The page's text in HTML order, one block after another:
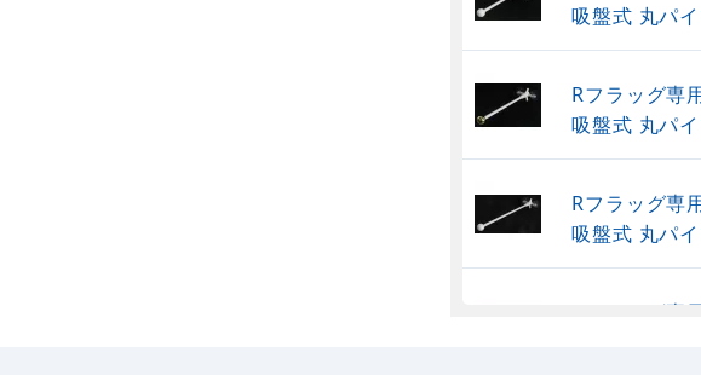
吸盤式 丸パ
Rフラッグ専
吸盤式 丸パ
Rフラッグ専
吸盤式 丸パ
Rフラッグ専